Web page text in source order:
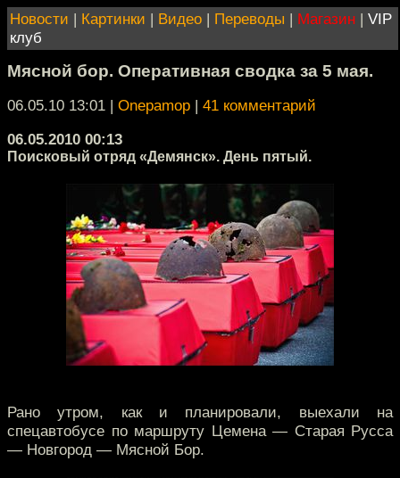
Новости | Картинки | Видео | Переводы | Магазин | VIP
клуб
Мясной бор. Оперативная сводка за 5 мая.
06.05.10 13:01 | Onepamop | 41 комментарий
06.05.2010 00:13
Поисковый отряд «Демянск». День пятый.
Рано утром, как и планировали, выехали на
спецавтобусе по маршруту Цемена — Старая Русса
— Новгород — Мясной Бор.